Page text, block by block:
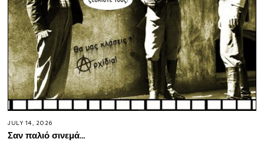
JULY 14, 2026
Σαν παλιό σινεμά…